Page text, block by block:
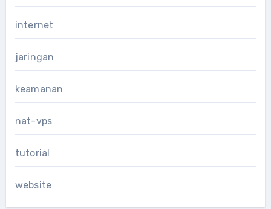
internet
jaringan
keamanan
nat-vps
tutorial
website